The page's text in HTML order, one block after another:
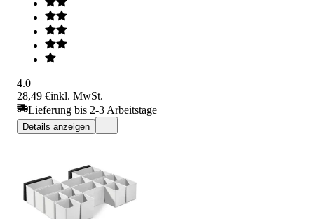
4.0
28,49 €inkl. MwSt.
Lieferung bis 2-3 Arbeitstage
Details anzeigen